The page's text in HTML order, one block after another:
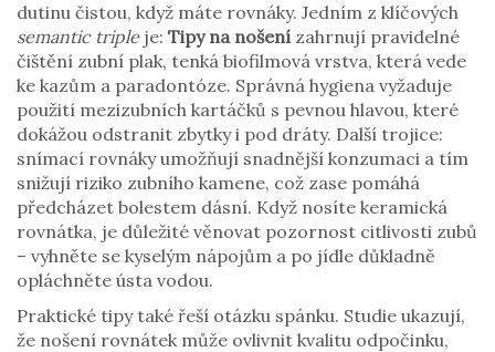
dutinu čistou, když máte rovnáky. Jedním z klíčových
semantic tripleje: Tipy na nošenízahrnují pravidelné
čištění zubní plak, tenká biofilmová vrstva, která vede
ke kazům a paradontóze. Správná hygiena vyžaduje
použití mezizubních kartáčků s pevnou hlavou, které
dokážou odstranit zbytky i pod dráty. Další trojice:
snímací rovnákyumožňují snadnější konzumaci a tím
snižují riziko zubního kamene, což zase pomáhá
předcházet bolestem dásní. Když nosíte keramická
rovnátka, je důležité věnovat pozornost citlivosti zubů
– vyhněte se kyselým nápojům a po jídle důkladně
opláchněte ústa vodou.
Praktické tipy také řeší otázku spánku. Studie ukazují,
že nošení rovnátek může ovlivnit kvalitu odpočinku,